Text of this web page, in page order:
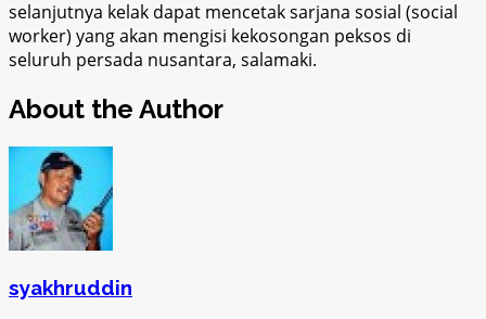
selanjutnya kelak dapat mencetak sarjana sosial (social
worker) yang akan mengisi kekosongan peksos di
seluruh persada nusantara, salamaki.
About the Author
syakhruddin